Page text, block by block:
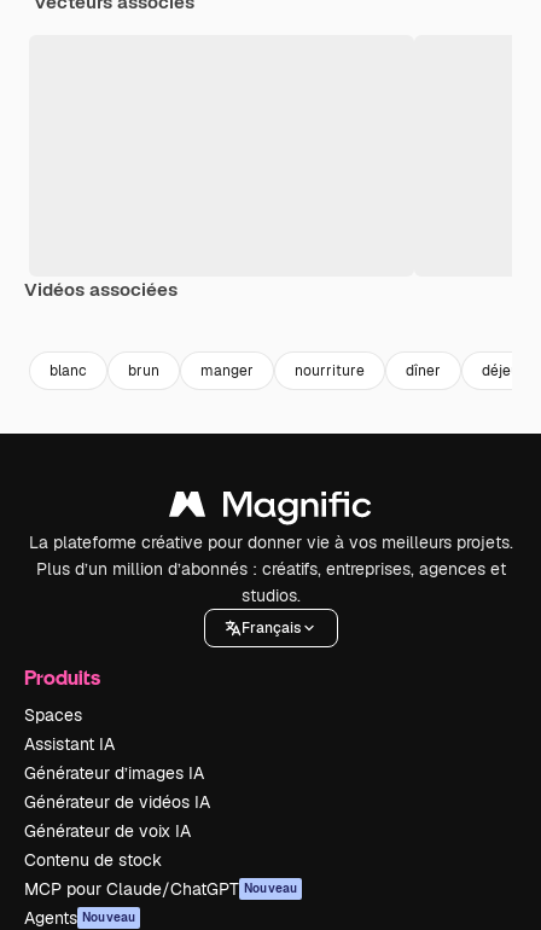
Vidéos associées
blanc brun manger nourriture dîner déjeuner
La plateforme créative pour donner vie à vos meilleurs projets.
Plus d’un million d’abonnés : créatifs, entreprises, agences et
studios.
Français
Produits
Spaces
Assistant IA
Générateur d’images IA
Générateur de vidéos IA
Générateur de voix IA
Contenu de stock
MCP pour Claude/ChatGPT Nouveau
Agents Nouveau